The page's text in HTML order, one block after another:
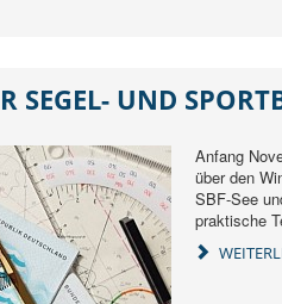
SEGEL- UND
Anfang
über den
SBF-See
praktische